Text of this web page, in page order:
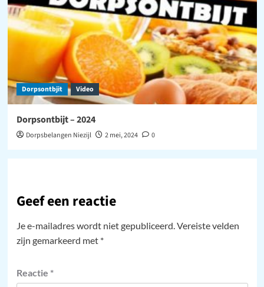
Dorpsontbjit Video
Dorpsontbijt – 2024
Dorpsbelangen Niezijl 2 mei, 2024 0
Geef een reactie
Je e-mailadres wordt niet gepubliceerd.Vereiste velden
zijn gemarkeerd met *
Reactie *